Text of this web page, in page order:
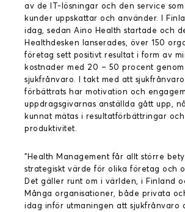
av de IT-lösningar och den service
kunder uppskattar och använder. I
idag, sedan Aino Health startade och
Healthdesken lanserades, över 150
företag sett positivt resultat i form av
kostnader med 20 – 50 procent
sjukfrånvaro. I takt med att
förbättrats har motivation och
uppdragsgivarnas anställda gått upp,
kunnat mätas i resultatförbättringar
produktivitet.
”Health Management får allt större
strategiskt värde för olika företag och
Det gäller runt om i världen, i Finland
Många organisationer, både privata
idag inför utmaningen att sjukfrånvaro